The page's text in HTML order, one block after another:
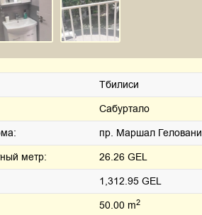
Тбилиси
Сабуртало
пр. Маршал Геловани
метр:
26.26 GEL
1,312.95 GEL
50.00 m2